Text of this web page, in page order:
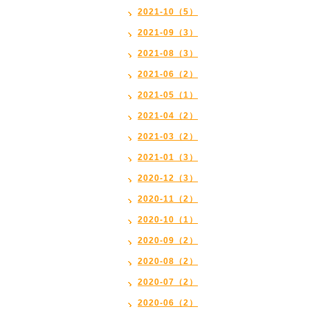
2021-10（5）
2021-09（3）
2021-08（3）
2021-06（2）
2021-05（1）
2021-04（2）
2021-03（2）
2021-01（3）
2020-12（3）
2020-11（2）
2020-10（1）
2020-09（2）
2020-08（2）
2020-07（2）
2020-06（2）